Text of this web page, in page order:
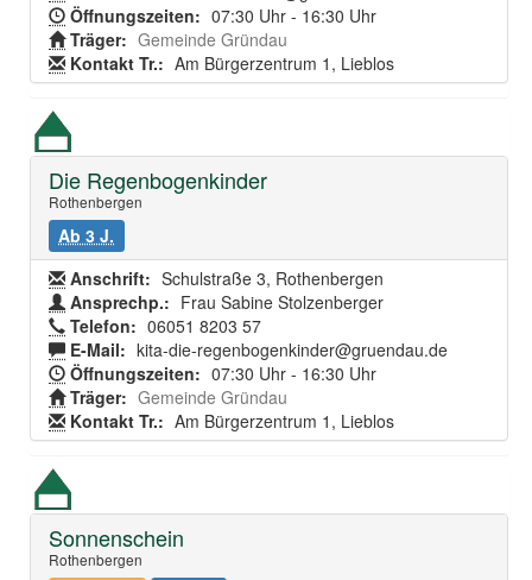
Öffnungszeiten: 07:30 Uhr - 16:30 Uhr
Träger: Gemeinde Gründau
Kontakt Tr.: Am Bürgerzentrum 1, Lieblos
Die Regenbogenkinder
Rothenbergen
Ab 3 J.
Anschrift: Schulstraße 3, Rothenbergen
Ansprechp.: Frau Sabine Stolzenberger
Telefon: 06051 8203 57
E-Mail: kita-die-regenbogenkinder@gruendau.de
Öffnungszeiten: 07:30 Uhr - 16:30 Uhr
Träger: Gemeinde Gründau
Kontakt Tr.: Am Bürgerzentrum 1, Lieblos
Sonnenschein
Rothenbergen